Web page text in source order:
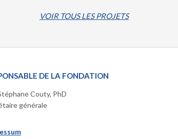
VOIR TOUS LES PROJETS
DE LA FONDATION
Couty, PhD
générale